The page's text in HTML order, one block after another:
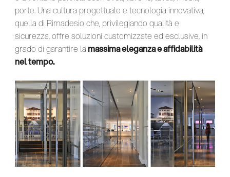
porte. Una cultura progettuale e tecnologia innovativa,
quella di Rimadesio che, privilegiando qualità e
sicurezza, offre soluzioni customizzate ed esclusive, in
grado di garantire la massima eleganza e affidabilità
nel tempo.